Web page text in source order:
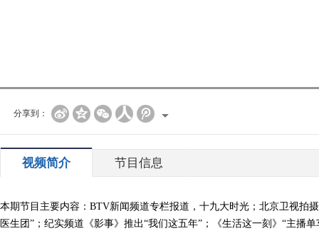
分享到：
视频简介 节目信息
本期节目主要内容：BTV新闻频道专栏报道，十九大时光；北京卫视拍
医生团”；纪实频道《影事》推出“我们这五年”；《生活这一刻》“主播